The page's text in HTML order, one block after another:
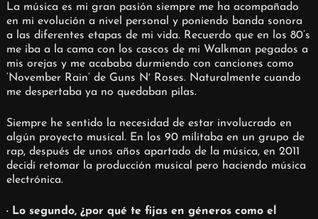
La música es mi gran pasión siempre me ha acompañado
en mi evolución a nivel personal y poniendo banda sonora
a las diferentes etapas de mi vida. Recuerdo que en los 80’s
me iba a la cama con los cascos de mi Walkman pegados a
mis orejas y me acababa durmiendo con canciones como
‘November Rain’ de Guns Nʼ Roses. Naturalmente cuando
me despertaba ya no quedaban pilas.
Siempre he sentido la necesidad de estar involucrado en
algún proyecto musical. En los 90 militaba en un grupo de
rap, después de unos años apartado de la música, en 2011
decidí retomar la producción musical pero haciendo música
electrónica.
· Lo segundo, ¿por qué te fijas en géneros como el